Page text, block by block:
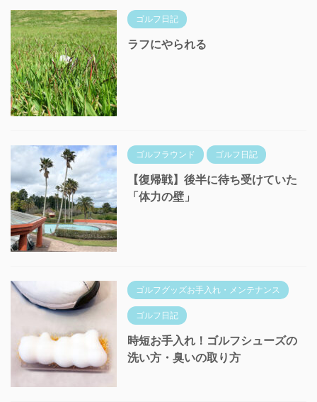
ゴルフ日記
ラフにやられる
ゴルフラウンド ゴルフ日記
【復帰戦】後半に待ち受けていた
「体力の壁」
ゴルフグッズお手入れ・メンテナンス
ゴルフ日記
時短お手入れ！ゴルフシューズの
洗い方・臭いの取り方